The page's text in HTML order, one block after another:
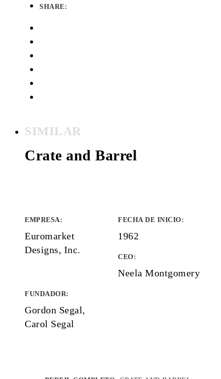
SHARE:
SIMILAR
Crate and Barrel
EMPRESA:
Euromarket
Designs, Inc.
FECHA DE INICIO:
1962
CEO:
Neela Montgomery
FUNDADOR:
Gordon Segal,
Carol Segal